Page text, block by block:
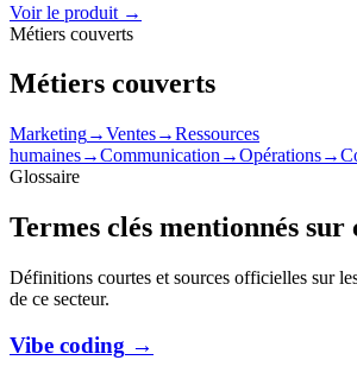
Voir le produit →
Métiers couverts
Métiers couverts
Marketing→Ventes→Ressources
humaines→Communication →Opérations→
Glossaire
Termes clés mentionnés sur
Définitions courtes et sources officielles sur
de ce secteur.
Vibe coding →